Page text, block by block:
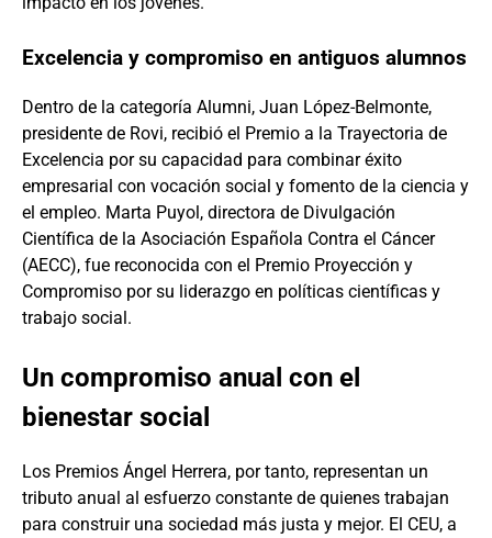
Excelencia y compromiso en antiguos alumnos
Dentro de la categoría Alumni, Juan López-Belmonte,
presidente de Rovi, recibió el Premio a la Trayectoria de
Excelencia por su capacidad para combinar éxito
empresarial con vocación social y fomento de la ciencia y
el empleo. Marta Puyol, directora de Divulgación
Científica de la Asociación Española Contra el Cáncer
(AECC), fue reconocida con el Premio Proyección y
Compromiso por su liderazgo en políticas científicas y
trabajo social.
Un compromiso anual con el
bienestar social
Los Premios Ángel Herrera, por tanto, representan un
tributo anual al esfuerzo constante de quienes trabajan
para construir una sociedad más justa y mejor. El CEU, a